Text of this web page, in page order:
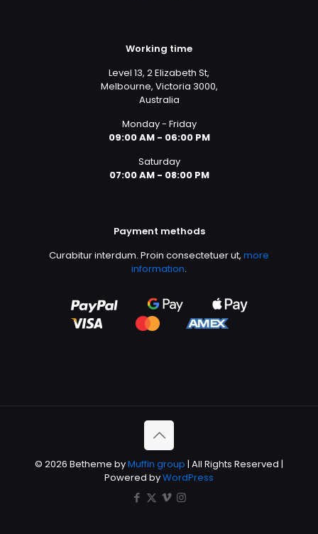
Working time
Level 13, 2 Elizabeth St,
Melbourne, Victoria 3000,
Australia
Monday - Friday
09:00 AM - 06:00 PM
Saturday
07:00 AM - 08:00 PM
Payment methods
Curabitur interdum. Proin consectetuer ut, more
information.
© 2026 Betheme byMuffin group | All Rights Reserved |
Powered byWordPress